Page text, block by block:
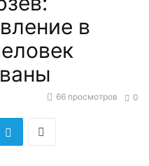
в
0
66 просмотров